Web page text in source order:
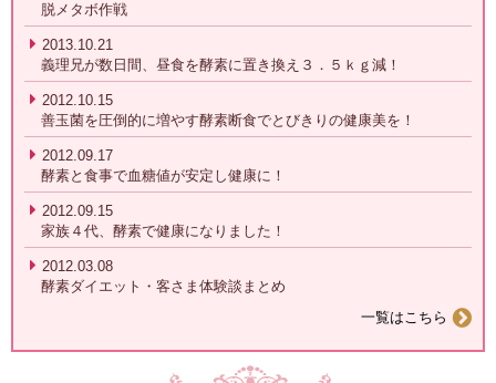
脱メタボ作戦
2013.10.21
義理兄が数日間、昼食を酵素に置き換え３．５ｋｇ減！
2012.10.15
善玉菌を圧倒的に増やす酵素断食でとびきりの健康美を！
2012.09.17
酵素と食事で血糖値が安定し健康に！
2012.09.15
家族４代、酵素で健康になりました！
2012.03.08
酵素ダイエット・客さま体験談まとめ
一覧はこちら